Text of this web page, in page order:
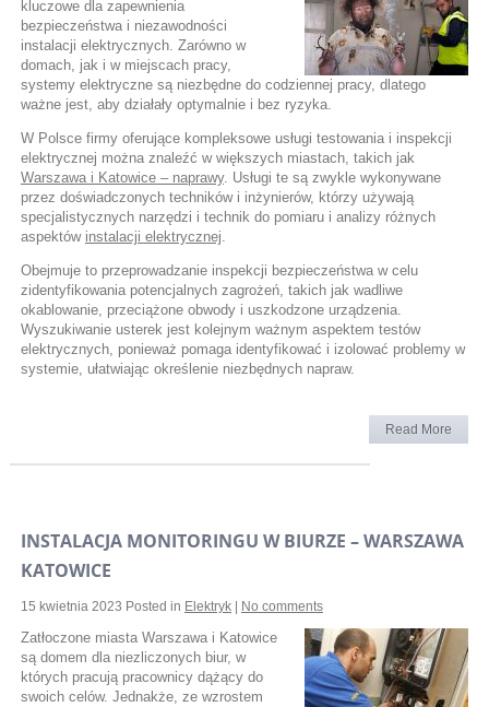
kluczowe dla zapewnienia
bezpieczeństwa i niezawodności
instalacji elektrycznych. Zarówno w
domach, jak i w miejscach pracy,
systemy elektryczne są niezbędne do codziennej pracy, dlatego
ważne jest, aby działały optymalnie i bez ryzyka.
W Polsce firmy oferujące kompleksowe usługi testowania i inspekcji
elektrycznej można znaleźć w większych miastach, takich jak
Warszawa i Katowice – naprawy. Usługi te są zwykle wykonywane
przez doświadczonych techników i inżynierów, którzy używają
specjalistycznych narzędzi i technik do pomiaru i analizy różnych
aspektów instalacji elektrycznej.
Obejmuje to przeprowadzanie inspekcji bezpieczeństwa w celu
zidentyfikowania potencjalnych zagrożeń, takich jak wadliwe
okablowanie, przeciążone obwody i uszkodzone urządzenia.
Wyszukiwanie usterek jest kolejnym ważnym aspektem testów
elektrycznych, ponieważ pomaga identyfikować i izolować problemy w
systemie, ułatwiając określenie niezbędnych napraw.
Read More
INSTALACJA MONITORINGU W BIURZE – WARSZAWA
KATOWICE
15 kwietnia 2023 Posted in Elektryk| No comments
Zatłoczone miasta Warszawa i Katowice
są domem dla niezliczonych biur, w
których pracują pracownicy dążący do
swoich celów. Jednakże, ze wzrostem